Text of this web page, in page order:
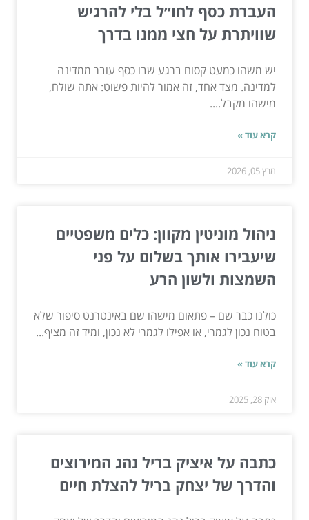
העברת כסף לחו״ל בלי להרגיש
שוויתרת על חצי ממנו בדרך
יש משהו כמעט קסום ברגע שבו כסף עובר ממדינה
למדינה. מצד אחד, זה אמור להיות פשוט: אתה שולח,
מישהו מקבל....
קרא עוד »
מרץ 05, 2026
ניהול מוניטין מקוון: כלים משפטיים
שיעבירו אותך בשלום על פני
השמצות ולשון הרע
כולנו כבר שם – פתאום מישהו שם באינטרנט סיפור שלא
בטוח נכון לגמרי, או אפילו לגמרי לא נכון, ומיד זה מציף...
קרא עוד »
אוק 28, 2025
כתבה על איציק בריל נהג המירוצים
והדרך של יצחק בריל להצלת חיים